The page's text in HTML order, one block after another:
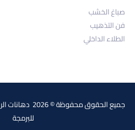
صباغ الخشب
فن التذهيب
الطلاء الداخلي
جميع الحقوق محفوظة © 2026 دهانات الرهونجي |تصميم وتطوير
للبرمجة